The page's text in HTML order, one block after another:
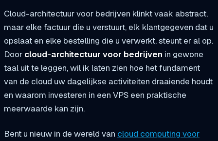
Cloud-architectuur voor bedrijven klinkt vaak abstract,
maar elke factuur die u verstuurt, elk klantgegeven dat u
opslaat en elke bestelling die u verwerkt, steunt er al op.
Door cloud-architectuur voor bedrijven in gewone
taal uit te leggen, wil ik laten zien hoe het fundament
van de cloud uw dagelijkse activiteiten draaiende houdt
en waarom investeren in een VPS een praktische
meerwaarde kan zijn.
Bent u nieuw in de wereld van cloud computing voor